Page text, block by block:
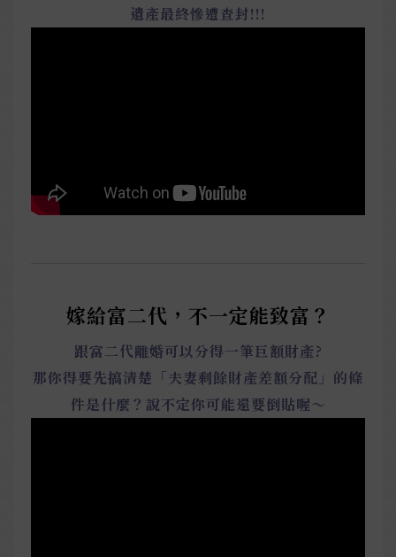
遺產最終慘遭查封!!!
嫁給富二代，不一定能致富？
跟富二代離婚可以分得一筆巨額財產?
那你得要先搞清楚「夫妻剩餘財產差額分配」的條
件是什麼？說不定你可能還要倒貼喔～